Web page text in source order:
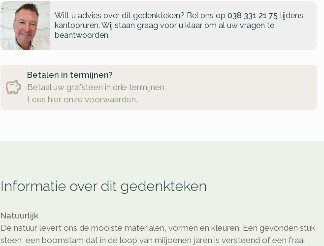
Wilt u advies over dit gedenkteken? Bel ons op 038 331 21 75 tijdens
kantooruren. Wij staan graag voor u klaar om al uw vragen te
beantwoorden.
Betalen in termijnen?
Betaal uw grafsteen in drie termijnen.
Lees hier onze voorwaarden.
Informatie over dit gedenkteken
Natuurlijk
De natuur levert ons de mooiste materialen, vormen en kleuren. Een gevonden stuk
steen, een boomstam dat in de loop van miljoenen jaren is versteend of een fraai